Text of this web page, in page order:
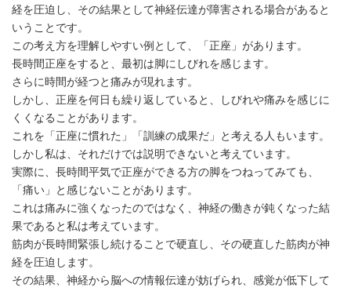
経を圧迫し、その結果として神経伝達が障害される場合があると
いうことです。
この考え方を理解しやすい例として、「正座」があります。
長時間正座をすると、最初は脚にしびれを感じます。
さらに時間が経つと痛みが現れます。
しかし、正座を何日も繰り返していると、しびれや痛みを感じに
くくなることがあります。
これを「正座に慣れた」「訓練の成果だ」と考える人もいます。
しかし私は、それだけでは説明できないと考えています。
実際に、長時間平気で正座ができる方の脚をつねってみても、
「痛い」と感じないことがあります。
これは痛みに強くなったのではなく、神経の働きが鈍くなった結
果であると私は考えています。
筋肉が長時間緊張し続けることで硬直し、その硬直した筋肉が神
経を圧迫します。
その結果、神経から脳への情報伝達が妨げられ、感覚が低下して